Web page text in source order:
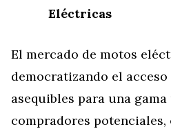
Eléctricas
El mercado de motos
democratizando el
asequibles para una
compradores